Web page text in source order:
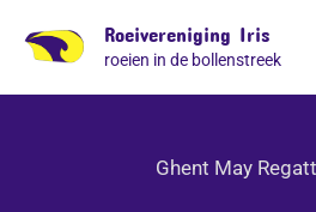
naar
Roeivereniging Iris
roeien in de bollenstreek
Ghent May